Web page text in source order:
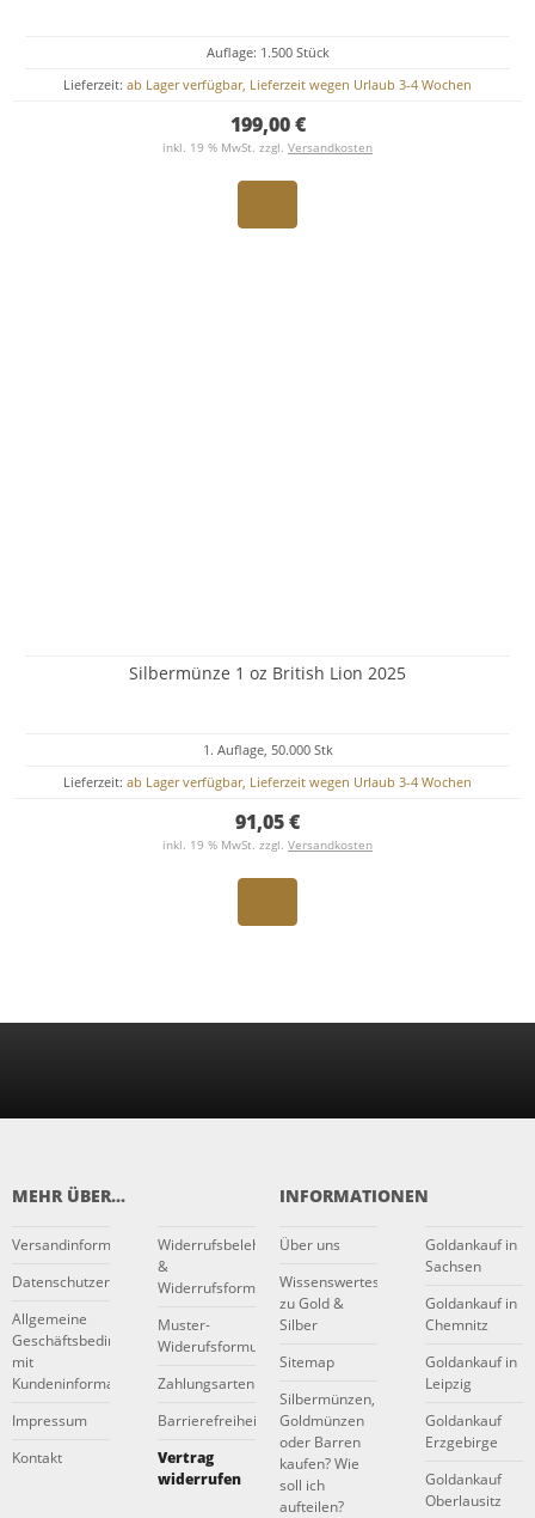
Auflage: 1.500 Stück
Lieferzeit: ab Lager verfügbar, Lieferzeit wegen Urlaub 3-4 Wochen
199,00 €
inkl. 19 % MwSt. zzgl. Versandkosten
Silbermünze 1 oz British Lion 2025
1. Auflage, 50.000 Stk
Lieferzeit: ab Lager verfügbar, Lieferzeit wegen Urlaub 3-4 Wochen
91,05 €
inkl. 19 % MwSt. zzgl. Versandkosten
MEHR ÜBER...
Versandinformationen
Datenschutzerklärung
Allgemeine
Geschäftsbedingungen
mit
Kundeninformationen
Impressum
Kontakt
Widerrufsbelehrung
&
Widerrufsformular
Muster-
Widerufsformular
Zahlungsarten
Barrierefreiheitserklärung
Vertrag
widerrufen
INFORMATIONEN
Über uns
Wissenswertes
zu Gold &
Silber
Sitemap
Silbermünzen,
Goldmünzen
oder Barren
kaufen? Wie
soll ich
aufteilen?
Goldankauf in
Sachsen
Goldankauf in
Chemnitz
Goldankauf in
Leipzig
Goldankauf
Erzgebirge
Goldankauf
Oberlausitz